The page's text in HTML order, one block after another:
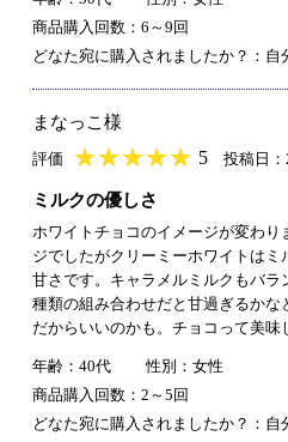
商品購入回数：6～9回
どなた宛に購入されましたか？：自
まなっこ様
評価 ★★★★★
★★★★★ 5 投稿日
ミルクの優しさ
ホワイトチョコのイメージが変わ
ジでしたがクリーミーホワイトは
甘さです。キャラメルミルクもバラ
種類の組み合わせだと甘過ぎるか
だからいいのかも。チョコって美味
年齢：40代
性別：女性
商品購入回数：2～5回
どなた宛に購入されましたか？：自